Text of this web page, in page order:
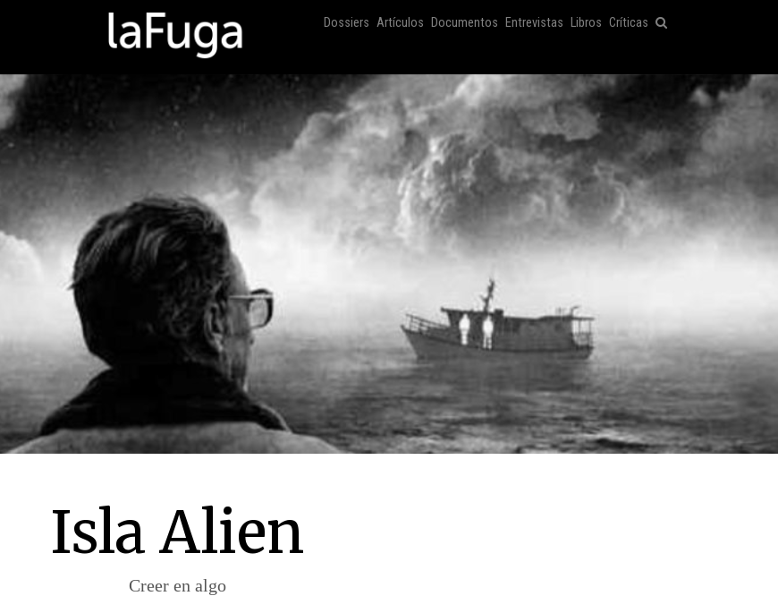
Dossiers Artículos Documentos Entrevistas Libros Críticas
Isla Alien
Creer en algo